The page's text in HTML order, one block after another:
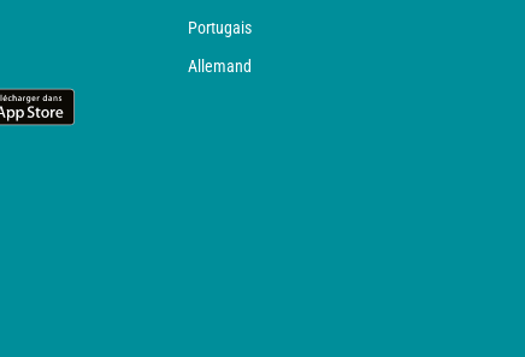
Portugais
Allemand